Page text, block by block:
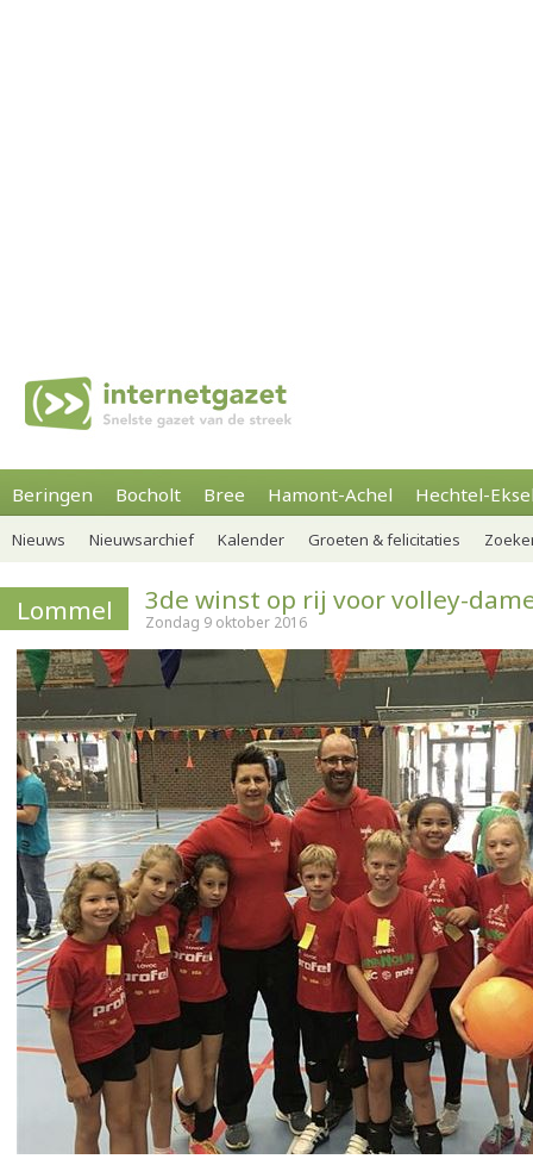
Beringen Bocholt Bree Hamont-Achel Hechtel-
Nieuws Nieuwsarchief Kalender Groeten & felicitaties
Lommel 3de winst op rij voor volley-
Zondag 9 oktober 2016